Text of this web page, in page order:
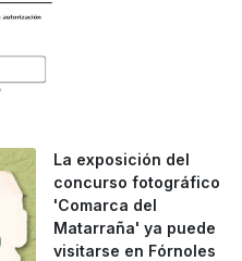
La exposición del
concurso fotográfico
'Comarca del
Matarraña' ya puede
visitarse en Fórnoles